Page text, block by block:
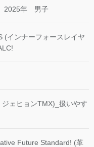
2025年 男子
(インナーフォースレイヤ
ェヒョンTMX)_扱いやす
Future Standard! (革